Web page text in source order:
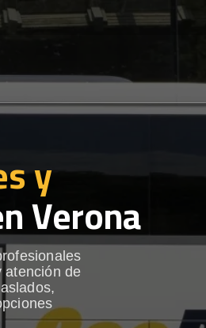
y
Verona
atención de